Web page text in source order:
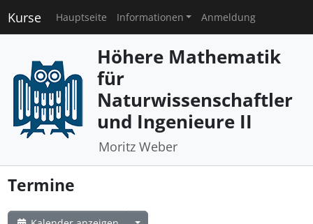
Kurse Hauptseite Informationen Anmeldung
Höhere Mathematik
für
Naturwissenschaftler
und Ingenieure II
Moritz Weber
Termine